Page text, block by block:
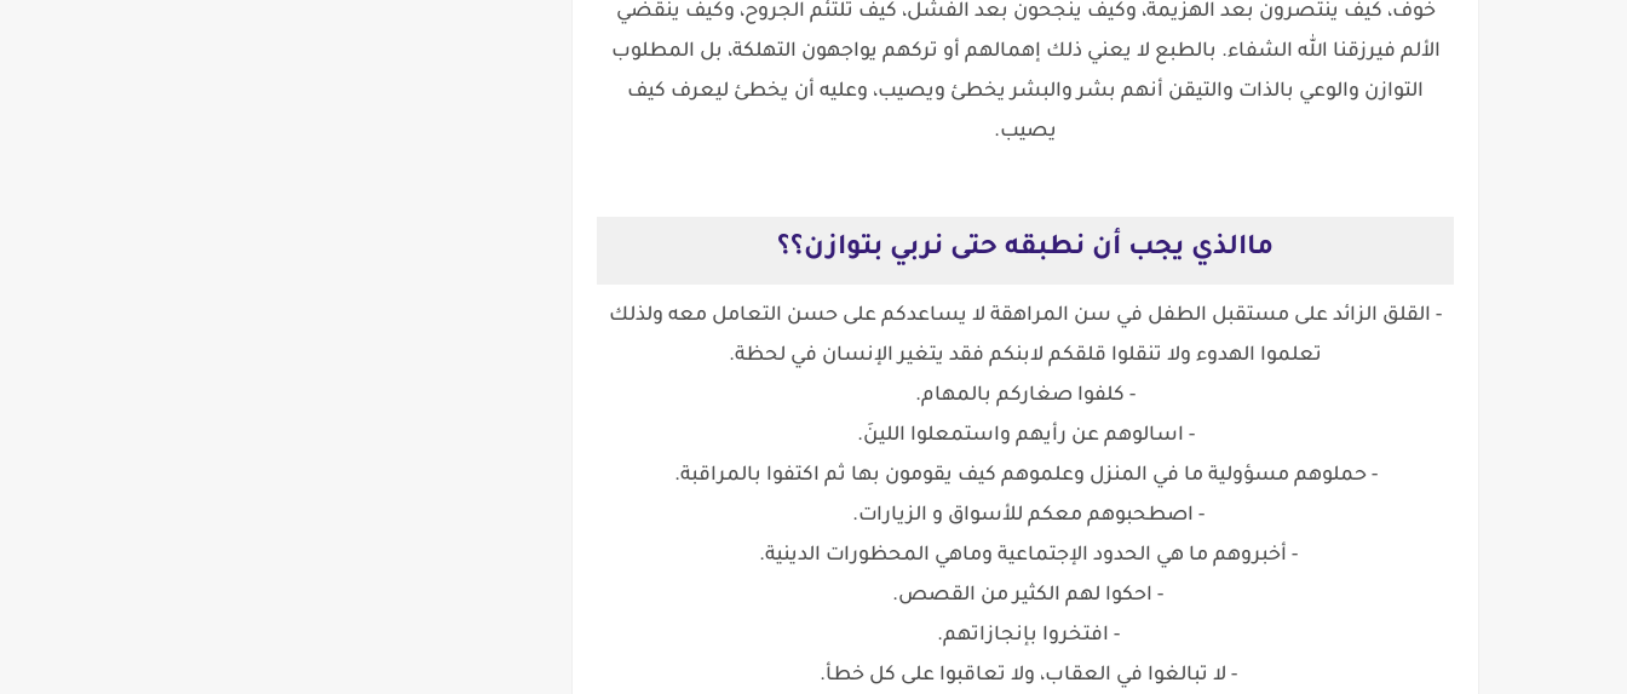
خوف، كيف ينتصرون بعد الهزيمة، وكيف ينجحون بعد الفشل، كيف تلتئم الجروح، وكيف ينقضي
الألم فيرزقنا الله الشفاء. بالطبع لا يعني ذلك إهمالهم أو تركهم يواجهون التهلكة، بل المطلوب
التوازن والوعي بالذات والتيقن أنهم بشر والبشر يخطئ ويصيب، وعليه أن يخطئ ليعرف كيف
يصيب.
ماالذي يجب أن نطبقه حتى نربي بتوازن؟؟
- القلق الزائد على مستقبل الطفل في سن المراهقة لا يساعدكم على حسن التعامل معه ولذلك
تعلموا الهدوء ولا تنقلوا قلقكم لابنكم فقد يتغير الإنسان في لحظة.
- كلفوا صغاركم بالمهام.
- اسالوهم عن رأيهم واستمعلوا اللينَ.
- حملوهم مسؤولية ما في المنزل وعلموهم كيف يقومون بها ثم اكتفوا بالمراقبة.
- اصطحبوهم معكم للأسواق و الزيارات.
- أخبروهم ما هي الحدود الإجتماعية وماهي المحظورات الدينية.
- احكوا لهم الكثير من القصص.
- افتخروا بإنجازاتهم.
- لا تبالغوا في العقاب، ولا تعاقبوا على كل خطأ.